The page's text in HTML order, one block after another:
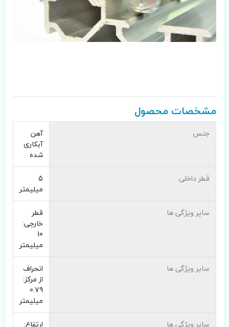
مشخصات محصول
جنس
آهن
آبکاری
شده
قطر داخلی
5
میلیمتر
سایر ویژگی ها
قطر
خارجی:
10
میلیمتر
سایر ویژگی ها
انحراف
از مرکز:
0.79
میلیمتر
سایر ویژگی ها
ارتفاع: